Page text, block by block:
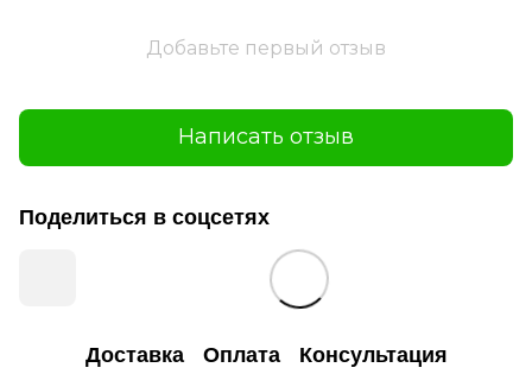
Добавьте первый отзыв
Написать отзыв
Поделиться в соцсетях
Доставка Оплата Консультация